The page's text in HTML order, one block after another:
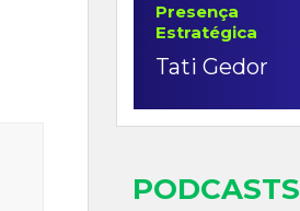
Presença
Estratégica
Tati Gedor
PODCASTS